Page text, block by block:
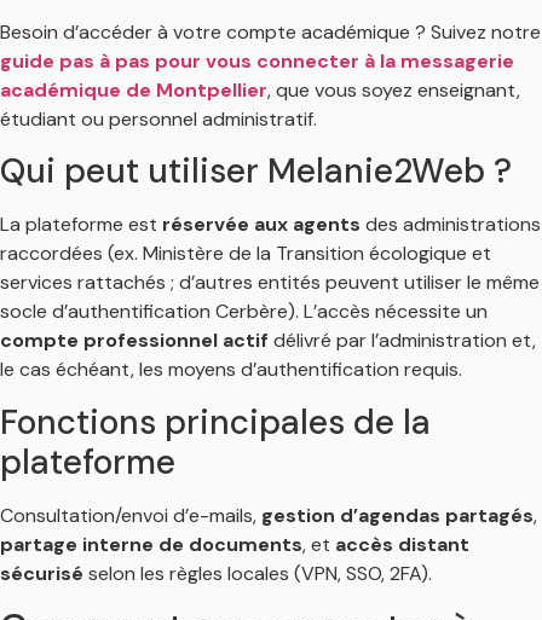
Besoin d’accéder à votre compte académique ? Suivez notre
guide pas à pas pour vous connecter à la messagerie
académique de Montpellier, que vous soyez enseignant,
étudiant ou personnel administratif.
Qui peut utiliser Melanie2Web ?
La plateforme est réservée aux agents des administrations
raccordées (ex. Ministère de la Transition écologique et
services rattachés ; d’autres entités peuvent utiliser le même
socle d’authentification Cerbère). L’accès nécessite un
compte professionnel actif délivré par l’administration et,
le cas échéant, les moyens d’authentification requis.
Fonctions principales de la
plateforme
Consultation/envoi d’e-mails, gestion d’agendas partagés,
partage interne de documents, et accès distant
sécurisé selon les règles locales (VPN, SSO, 2FA).